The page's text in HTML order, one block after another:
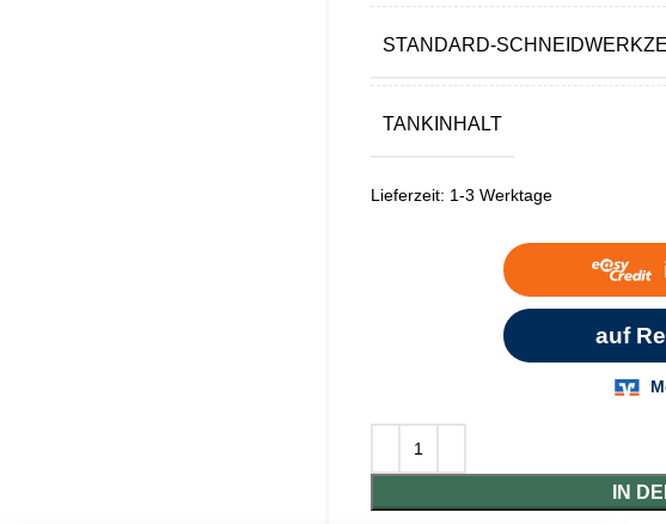
STANDARD-
TANKINHALT
Lieferzeit: 1-3 Werktage
IN